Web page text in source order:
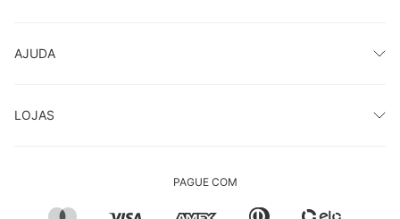
AJUDA
LOJAS
PAGUE COM